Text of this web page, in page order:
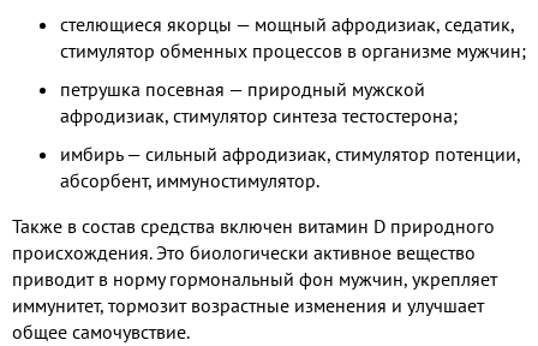
стелющиеся якорцы — мощный афродизиак, седатик,
стимулятор обменных процессов в организме мужчин;
петрушка посевная — природный мужской
афродизиак, стимулятор синтеза тестостерона;
имбирь — сильный афродизиак, стимулятор потенции,
абсорбент, иммуностимулятор.
Также в состав средства включен витамин D природного
происхождения. Это биологически активное вещество
приводит в норму гормональный фон мужчин, укрепляет
иммунитет, тормозит возрастные изменения и улучшает
общее самочувствие.